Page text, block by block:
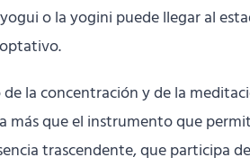
o la yogini puede llegar al
la concentración y de la
más que el instrumento que
trascendente, que participa